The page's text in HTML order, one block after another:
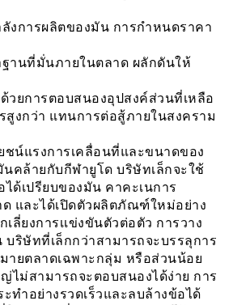
งการผลิตของมัน การกำหนดราคา
านที่มั่นภายในตลาด ผลักดันให้
วยการตอบสนองอุปสงค์ส่วนที่เหลือ
สูงกว่า แทนการต่อสู้ภายในสงคราม
ชน์แรงการเคลื่อนที่และขนาดของ
คล้ายกับกีฬายูโด บริษัทเล็กจะใช้
ด้เปรียบของมัน คาคะเนการ
ด และได้เปิดตัวผลิตภัณฑ์ใหม่อย่าง
ลี่ยงการเเข่งขันตัวต่อตัว การวาง
ริษัทที่เล็กกว่าสามารถจะบรรลุการ
ายตลาดเฉพาะกลุ่ม หรือส่วนน้อย
ไม่สามารถจะตอบสนองได้ง่าย การ
ทำอย่างรวดเร็วและลบล้างข้อได้